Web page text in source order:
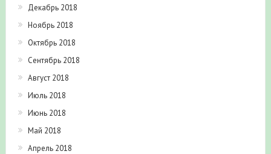
Декабрь 2018
Ноябрь 2018
Октябрь 2018
Сентябрь 2018
Август 2018
Июль 2018
Июнь 2018
Май 2018
Апрель 2018